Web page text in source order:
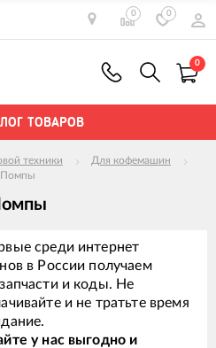
0 0
0
ТОВАРОВ
техники
Для кофемашин
Помпы
среди интернет
в России получаем
и коды. Не
и не тратьте время
у нас выгодно и